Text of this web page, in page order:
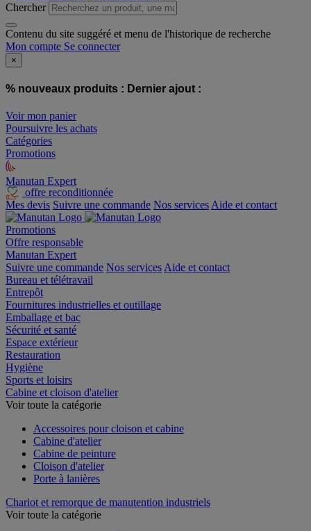
Chercher
Contenu du site suggéré et menu de l'historique de recherche
Mon compte Se connecter
×
% nouveaux produits : Dernier ajout :
Voir mon panier
Poursuivre les achats
Catégories
Promotions
Manutan Expert
offre reconditionnée
Mes devis Suivre une commande Nos services Aide et contact
Promotions
Offre responsable
Manutan Expert
Suivre une commande Nos services Aide et contact
Bureau et télétravail
Entrepôt
Fournitures industrielles et outillage
Emballage et bac
Sécurité et santé
Espace extérieur
Restauration
Hygiène
Sports et loisirs
Cabine et cloison d'atelier
Voir toute la catégorie
Accessoires pour cloison et cabine
Cabine d'atelier
Cabine de peinture
Cloison d'atelier
Porte à lanières
Chariot et remorque de manutention industriels
Voir toute la catégorie